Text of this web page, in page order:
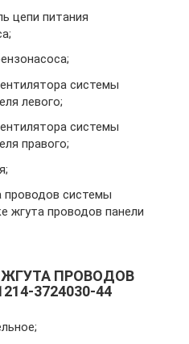
цепи питания
системы
левого;
системы
правого;
проводов системы
жгута проводов панели
ПРОВОДОВ
3724030-44